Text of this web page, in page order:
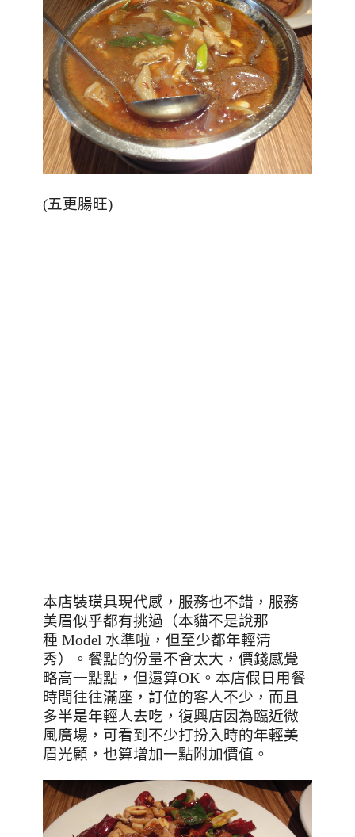
(五更腸旺)
本店裝璜具現代感，服務也不錯，服務
美眉似乎都有挑過（本貓不是說那
種 Model 水準啦，但至少都年輕清
秀）。餐點的份量不會太大，價錢感覺
略高一點點，但還算OK 。本店假日用餐
時間往往滿座，訂位的客人不少，而且
多半是年輕人去吃，復興店因為臨近微
風廣場，可看到不少打扮入時的年輕美
眉光顧，也算增加一點附加價值。